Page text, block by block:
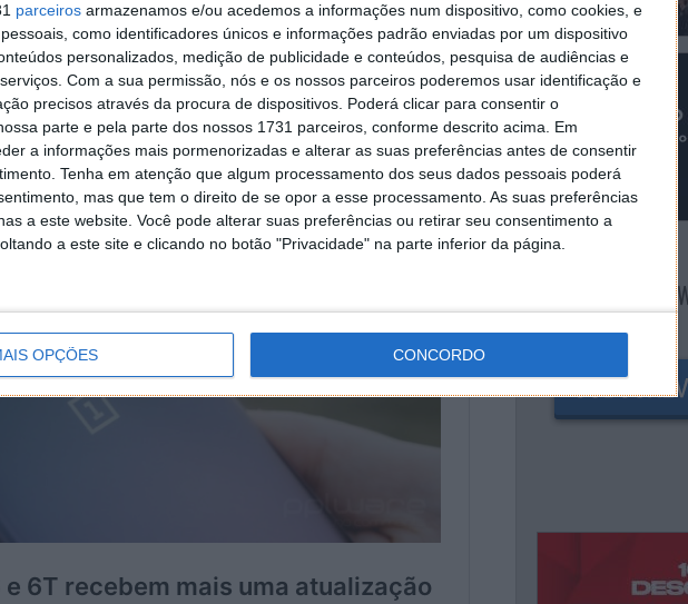
parceiros armazenamos e/ou acedemos a informações num dispositivo, como cookies, e
como identificadores únicos e informações padrão enviadas por um dispositivo
personalizados, medição de publicidade e conteúdos, pesquisa de audiências e
Com a sua permissão, nós e os nossos parceiros poderemos usar identificação e
precisos através da procura de dispositivos. Poderá clicar para consentir o
parte e pela parte dos nossos 1731 parceiros, conforme descrito acima. Em
a informações mais pormenorizadas e alterar as suas preferências antes de consentir
Tenha em atenção que algum processamento dos seus dados pessoais poderá
mas que tem o direito de se opor a esse processamento. As suas preferências
a este website. Você pode alterar suas preferências ou retirar seu consentimento a
a este site e clicando no botão "Privacidade" na parte inferior da página.
OPÇÕES CONCORDO
mais uma atualização do Android 10
NEWSLETTER